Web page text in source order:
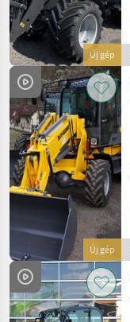
Új gép
Új gép